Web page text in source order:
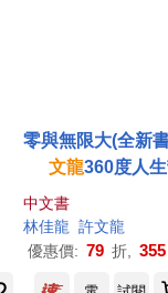
零與無限大(全新
文龍360度人
中文書
林佳龍 許文龍
優惠價: 79 折, 355